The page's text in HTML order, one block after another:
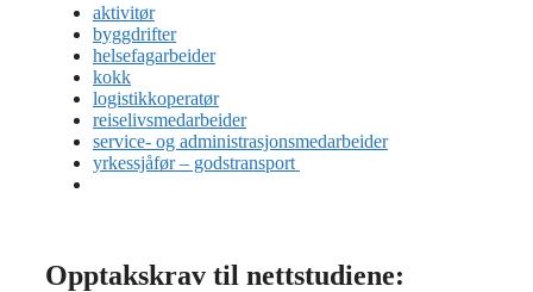
aktivitør
byggdrifter
helsefagarbeider
kokk
logistikkoperatør
reiselivsmedarbeider
service- og administrasjonsmedarbeider
yrkessjåfør – godstransport
Opptakskrav til nettstudiene: